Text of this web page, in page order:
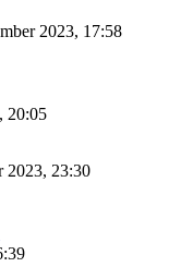
2023, 17:58
20:05
2023, 23:30